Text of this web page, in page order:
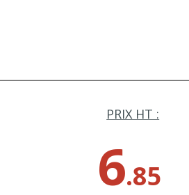
PRIX HT :
6.85